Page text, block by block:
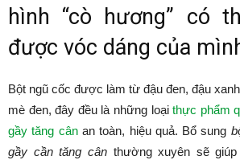
hình “cò hương” có
được vóc dáng của
Bột ngũ cốc được làm từ đậu đen, đậu
mè đen, đây đều là những loạithực phẩm
gầy tăng cânan toàn, hiệu quả. Bổ sung
gầy cần tăng cânthường xuyên sẽ